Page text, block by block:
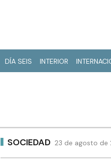
DÍA SEIS INTERIOR
SOCIEDAD 23 de agosto de